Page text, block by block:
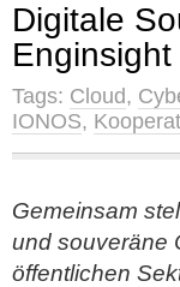
Digitale
Tags: Cloud,
IONOS,
Gemeinsam
und souveräne
öffentlichen